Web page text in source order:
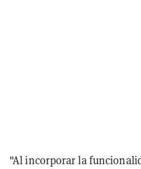
"Al incorporar la